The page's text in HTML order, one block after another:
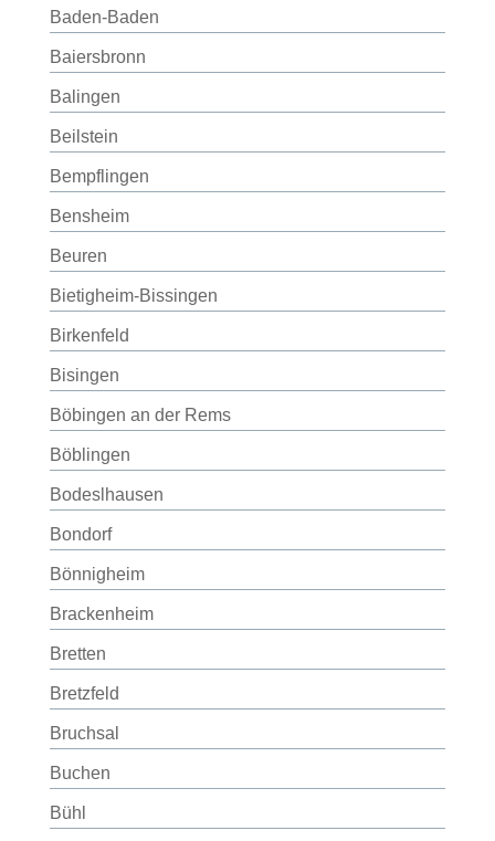
Baden-Baden
Baiersbronn
Balingen
Beilstein
Bempflingen
Bensheim
Beuren
Bietigheim-Bissingen
Birkenfeld
Bisingen
Böbingen an der Rems
Böblingen
Bodeslhausen
Bondorf
Bönnigheim
Brackenheim
Bretten
Bretzfeld
Bruchsal
Buchen
Bühl